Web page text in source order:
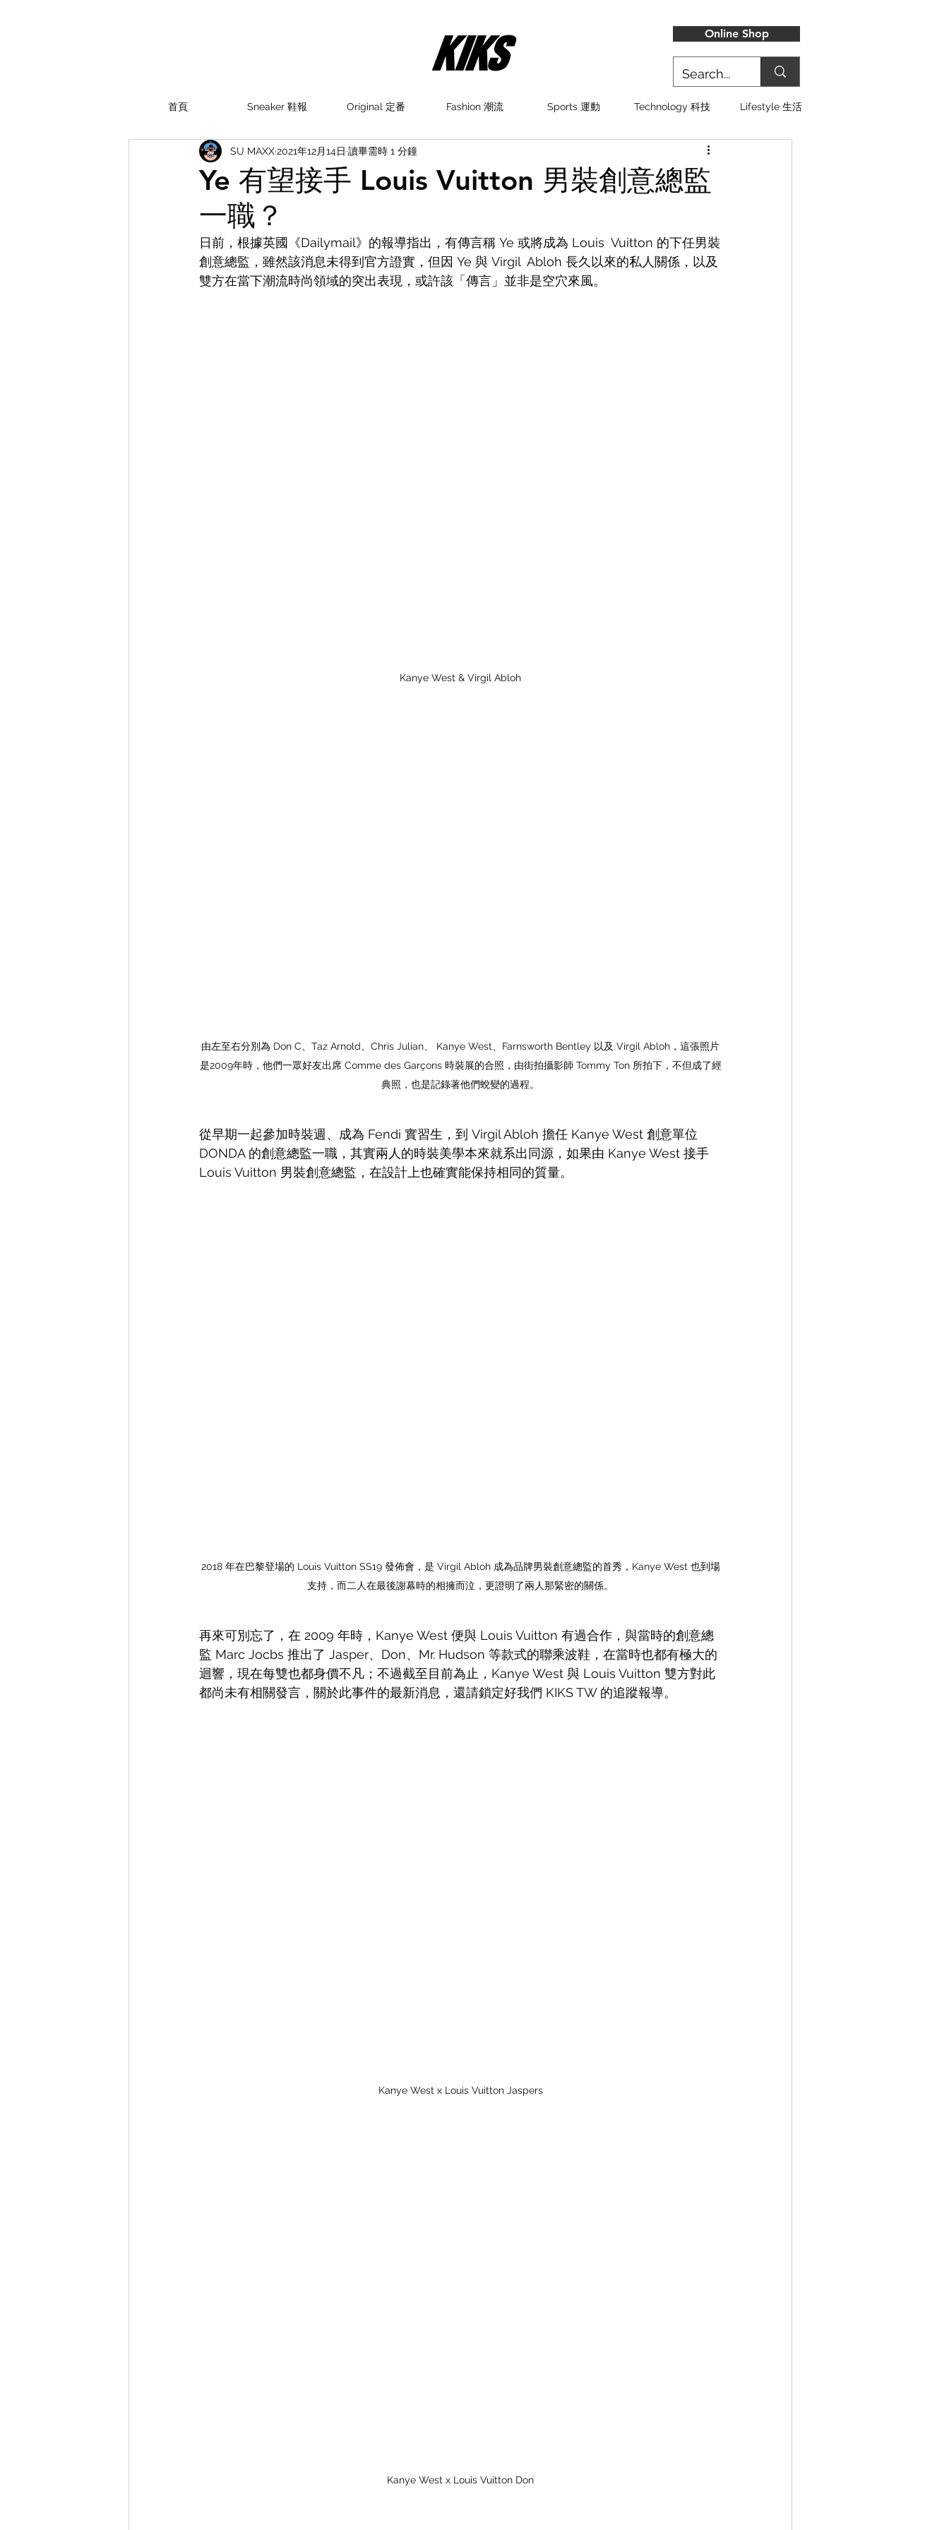
Online Shop
首頁 Sneaker 鞋報 Original 定番 Fashion 潮流 Sports 運動 Technology 科技 Lifestyle 生活
Ye 有望接手 Louis Vuitton 男裝創意總監
一職？
SU MAXX2021年12月14日 讀畢需時 1 分鐘
日前，根據英國《Dailymail》的報導指出，有傳言稱 Ye 或將成為 Louis  Vuitton 的下任男裝
創意總監，雖然該消息未得到官方證實，但因 Ye 與 Virgil  Abloh 長久以來的私人關係，以及
雙方在當下潮流時尚領域的突出表現，或許該「傳言」並非是空穴來風。
Kanye West & Virgil Abloh
由左至右分別為 Don C、Taz Arnold、Chris Julian、 Kanye West、Farnsworth Bentley 以及 Virgil Abloh，這張照片
是2009年時，他們一眾好友出席 Comme des Garçons 時裝展的合照，由街拍攝影師 Tommy Ton 所拍下，不但成了經
典照，也是記錄著他們蛻變的過程。
從早期一起參加時裝週、成為 Fendi 實習生，到 Virgil Abloh 擔任 Kanye West 創意單位
DONDA 的創意總監一職，其實兩人的時裝美學本來就系出同源，如果由 Kanye West 接手
Louis Vuitton 男裝創意總監，在設計上也確實能保持相同的質量。
2018 年在巴黎登場的 Louis Vuitton SS19 發佈會，是 Virgil Abloh 成為品牌男裝創意總監的首秀，Kanye West 也到場
支持，而二人在最後謝幕時的相擁而泣，更證明了兩人那緊密的關係。
再來可別忘了，在 2009 年時，Kanye West 便與 Louis Vuitton 有過合作，與當時的創意總
監 Marc Jocbs 推出了 Jasper、Don、Mr. Hudson 等款式的聯乘波鞋，在當時也都有極大的
迴響，現在每雙也都身價不凡；不過截至目前為止，Kanye West 與 Louis Vuitton 雙方對此
都尚未有相關發言，關於此事件的最新消息，還請鎖定好我們 KIKS TW 的追蹤報導。
Kanye West x Louis Vuitton Jaspers
Kanye West x Louis Vuitton Don